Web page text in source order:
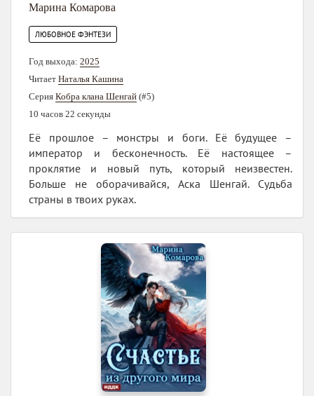
Марина Комарова
ЛЮБОВНОЕ ФЭНТЕЗИ
Год выхода: 2025
Читает Наталья Кашина
Серия Кобра клана Шенгай (#5)
10 часов 22 секунды
Её прошлое – монстры и боги. Её будущее –
император и бесконечность. Её настоящее –
проклятие и новый путь, который неизвестен.
Больше не оборачивайся, Аска Шенгай. Судьба
страны в твоих руках.